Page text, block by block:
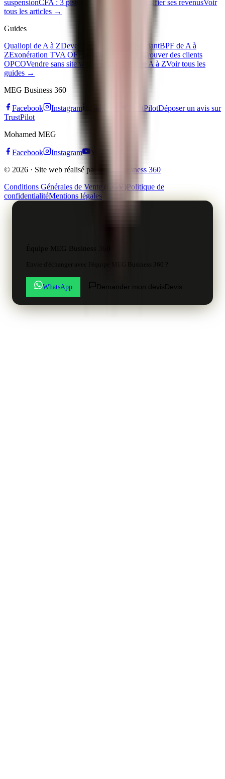
suspensionCFA : 3 pistes concrètes pour diversifier ses revenusVoir
tous les articles →
Guides
Qualiopi de A à ZDevenir formateur indépendantBPF de A à
ZExonération TVA OF
Trouver des clients
OPCOVendre sans site web Créer un CFA de A à ZVoir tous les
guides →
MEG Business 360
Facebook Instagram TrustPilotDéposer un avis sur
TrustPilot
Mohamed MEG
Facebook Instagram
YouTube
© 2026 · Site web réalisé par
MEG Business 360
Conditions Générales de Vente (CGV)Politique de
confidentialitéMentions légales
Équipe MEG Business 360
Envie d'échanger avec l'équipe MEG Business 360 ?
WhatsApp Demander mon devisDevis